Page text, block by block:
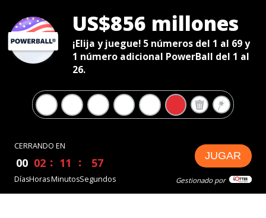
US$856 millones
¡Elija y juegue! 5 números del 1 al 69 y
1 número adicional PowerBall del 1 al
26.
CERRANDO EN
00
Días
02
Horas
11
Minutos
56
Segundos
JUGAR
Gestionado por